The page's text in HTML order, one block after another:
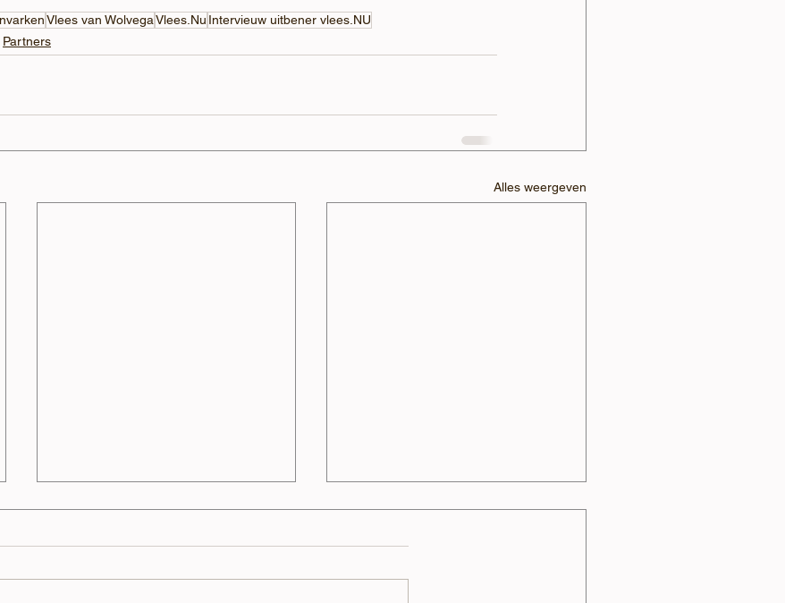
Vlees van WolvegaVlees.Nu Intervieuw uitbener vlees.NU
Partners
Alles weergeven